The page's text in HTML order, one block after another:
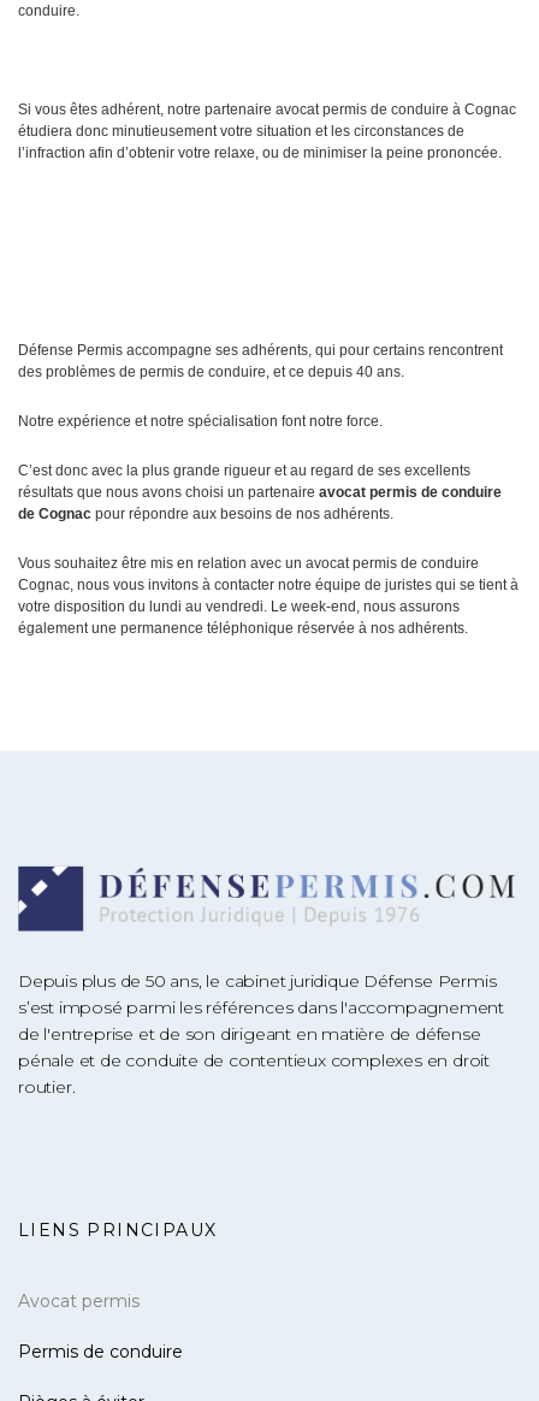
conduire.
Si vous êtes adhérent, notre partenaire avocat permis de conduire à Cognac
étudiera donc minutieusement votre situation et les circonstances de
l’infraction afin d’obtenir votre relaxe, ou de minimiser la peine prononcée.
Défense Permis accompagne ses adhérents, qui pour certains rencontrent
des problèmes de permis de conduire, et ce depuis 40 ans.
Notre expérience et notre spécialisation font notre force.
C’est donc avec la plus grande rigueur et au regard de ses excellents
résultats que nous avons choisi un partenaire avocat permis de conduire
de Cognac pour répondre aux besoins de nos adhérents.
Vous souhaitez être mis en relation avec un avocat permis de conduire
Cognac, nous vous invitons à contacter notre équipe de juristes qui se tient à
votre disposition du lundi au vendredi. Le week-end, nous assurons
également une permanence téléphonique réservée à nos adhérents.
Depuis plus de 50 ans, le cabinet juridique Défense Permis
s’est imposé parmi les références dans l'accompagnement
de l'entreprise et de son dirigeant en matière de défense
pénale et de conduite de contentieux complexes en droit
routier.
LIENS PRINCIPAUX
Avocat permis
Permis de conduire